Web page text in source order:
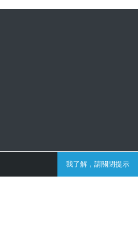
我了解，請關閉提示